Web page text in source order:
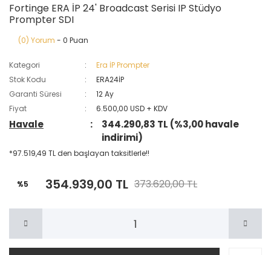
Fortinge ERA İP 24' Broadcast Serisi IP Stüdyo
Prompter SDI
(0) Yorum - 0 Puan
Kategori
Era İP Prompter
Stok Kodu
ERA24İP
Garanti Süresi
12 Ay
Fiyat
6.500,00 USD + KDV
Havale
344.290,83 TL (%3,00 havale
indirimi)
*97.519,49 TL den başlayan taksitlerle!!
%5 354.939,00 TL 373.620,00 TL